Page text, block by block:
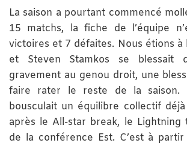
La saison a pourtant commencé
15 matchs, la fiche de l’équipe
victoires et 7 défaites. Nous étions à
et Steven Stamkos se blessait
gravement au genou droit, une
faire rater le reste de la saison.
bousculait un équilibre collectif
après le All-star break, le Lightning
de la conférence Est. C’est à